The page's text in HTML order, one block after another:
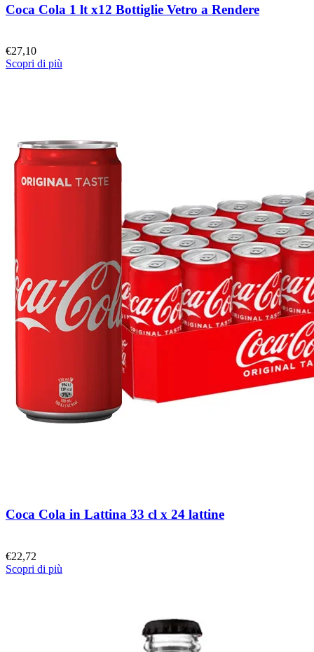
Coca Cola 1 lt x12 Bottiglie Vetro a Rendere
€27,10
Scopri di più
Coca Cola in Lattina 33 cl x 24 lattine
€22,72
Scopri di più